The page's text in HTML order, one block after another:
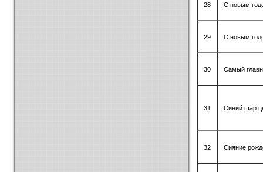
28 С новым
29 С новым
30 Самый
31 Синий шар
32 Сияние